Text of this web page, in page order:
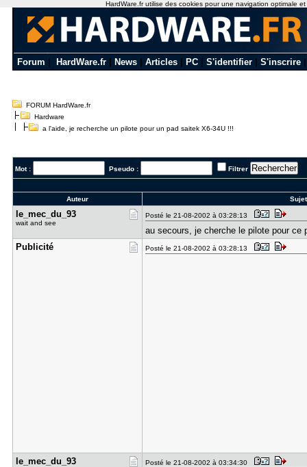
Forum HardWare.fr News Articles PC S'identifier S'inscrire
FORUM HardWare.fr
Hardware
a l'aide, je recherche un pilote pour un pad saitek X6-34U !!!
Mot : Pseudo : Filtrer
Auteur
le_mec_du_​93
wait and see
Posté le 21-08-2002 à 03:28:13
au secours, je cherche le pilote pour
Publicité
Posté le 21-08-2002 à 03:28:13
le_mec_du_​93 Posté le 21-08-2002 à 03:34:30
HardWare.fr utilise des cookies pour une navigation optimale